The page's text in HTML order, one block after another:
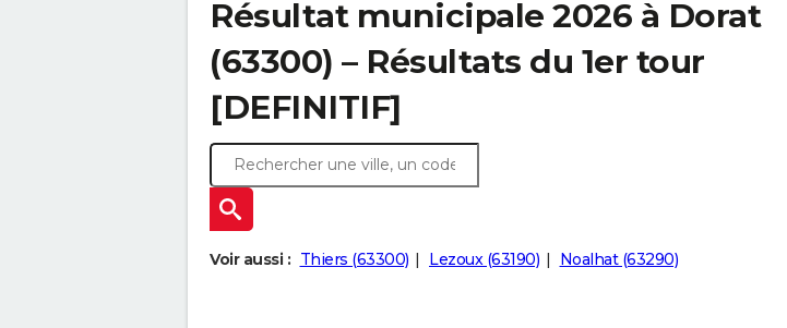
Résultat municipale 2026 à Dorat
(63300) – Résultats du 1er tour
[DEFINITIF]
Voir aussi : Thiers (63300) Lezoux (63190) Noalhat (63290)